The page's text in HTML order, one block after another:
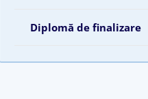
Diplomă de finalizare